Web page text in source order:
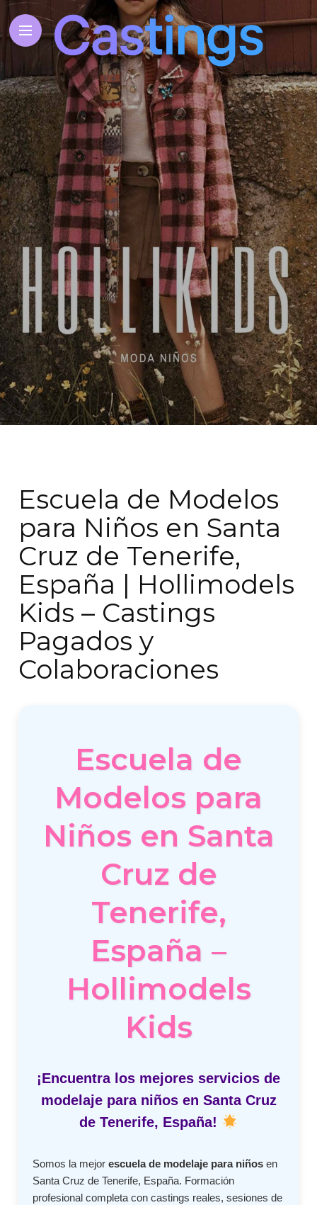
Escuela de Modelos
para Niños en Santa
Cruz de Tenerife,
España | Hollimodels
Kids – Castings
Pagados y
Colaboraciones
Escuela de
Modelos para
Niños en Santa
Cruz de
Tenerife,
España –
Hollimodels
Kids
¡Encuentra los mejores servicios de
modelaje para niños en Santa Cruz
de Tenerife, España!
Somos la mejorescuela de modelaje para niños en
Santa Cruz de Tenerife, España. Formación
profesional completa con castings reales, sesiones de